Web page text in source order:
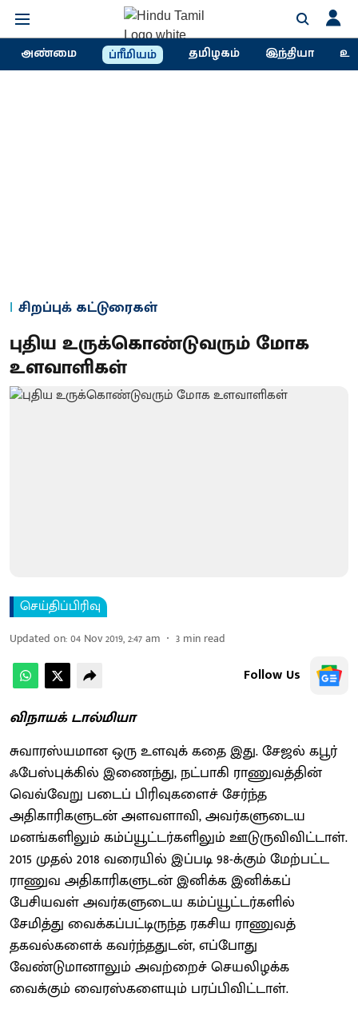
அண்மை ப்ரீமியம் தமிழகம் இந்தியா
சிறப்புக் கட்டுரைகள்
புதிய உருக்கொண்டுவரும் மோக
உளவாளிகள்
செய்திப்பிரிவு
Updated on:04 Nov 2019, 2:47 am 3 min read
Follow Us
விநாயக் டால்மியா
சுவாரஸ்யமான ஒரு உளவுக் கதை இது. சேஜல் கபூர்
ஃபேஸ்புக்கில் இணைந்து, நட்பாகி ராணுவத்தின்
வெவ்வேறு படைப் பிரிவுகளைச் சேர்ந்த
அதிகாரிகளுடன் அளவளாவி, அவர்களுடைய
மனங்களிலும் கம்ப்யூட்டர்களிலும் ஊடுருவிவிட்டாள்.
2015 முதல் 2018 வரையில் இப்படி 98-க்கும் மேற்பட்ட
ராணுவ அதிகாரிகளுடன் இனிக்க இனிக்கப்
பேசியவள் அவர்களுடைய கம்ப்யூட்டர்களில்
சேமித்து வைக்கப்பட்டிருந்த ரகசிய ராணுவத்
தகவல்களைக் கவர்ந்ததுடன், எப்போது
வேண்டுமானாலும் அவற்றைச் செயலிழக்க
வைக்கும் வைரஸ்களையும் பரப்பிவிட்டாள்.